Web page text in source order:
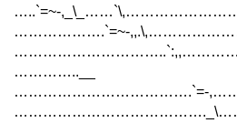
…..`=~-
……………….`=~-
…………..__
……………………………….`=-